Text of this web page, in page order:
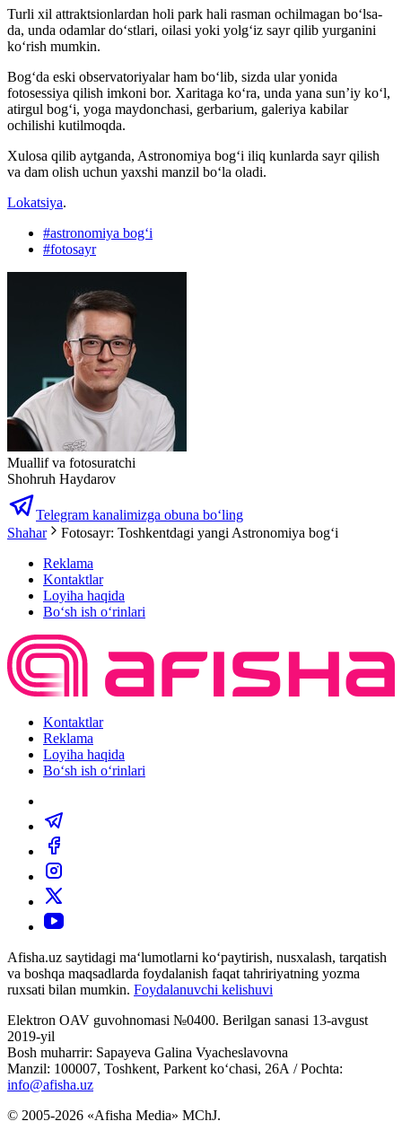
Turli xil attraktsionlardan holi park hali rasman ochilmagan boʻlsa-
da, unda odamlar doʻstlari, oilasi yoki yolgʻiz sayr qilib yurganini
koʻrish mumkin.
Bogʻda eski observatoriyalar ham boʻlib, sizda ular yonida
fotosessiya qilish imkoni bor. Xaritaga koʻra, unda yana sunʼiy koʻl,
atirgul bogʻi, yoga maydonchasi, gerbarium, galeriya kabilar
ochilishi kutilmoqda.
Xulosa qilib aytganda, Astronomiya bogʻi iliq kunlarda sayr qilish
va dam olish uchun yaxshi manzil boʻla oladi.
Lokatsiya.
#astronomiya bogʻi
#fotosayr
Muallif va fotosuratchi
Shohruh Haydarov
Telegram kanalimizga obuna bo‘ling
Shahar
Fotosayr: Toshkentdagi yangi Astronomiya bogʻi
Reklama
Kontaktlar
Loyiha haqida
Bo‘sh ish o‘rinlari
Kontaktlar
Reklama
Loyiha haqida
Bo‘sh ish o‘rinlari
Afisha.uz saytidagi ma‘lumotlarni ko‘paytirish, nusxalash, tarqatish
va boshqa maqsadlarda foydalanish faqat tahririyatning yozma
ruxsati bilan mumkin. Foydalanuvchi kelishuvi
Elektron OAV guvohnomasi №0400. Berilgan sanasi 13-avgust
2019-yil
Bosh muharrir: Sapayeva Galina Vyacheslavovna
Manzil: 100007, Toshkent, Parkent ko‘chasi, 26А / Pochta:
info@afisha.uz
© 2005-2026 «Afisha Media» MChJ.